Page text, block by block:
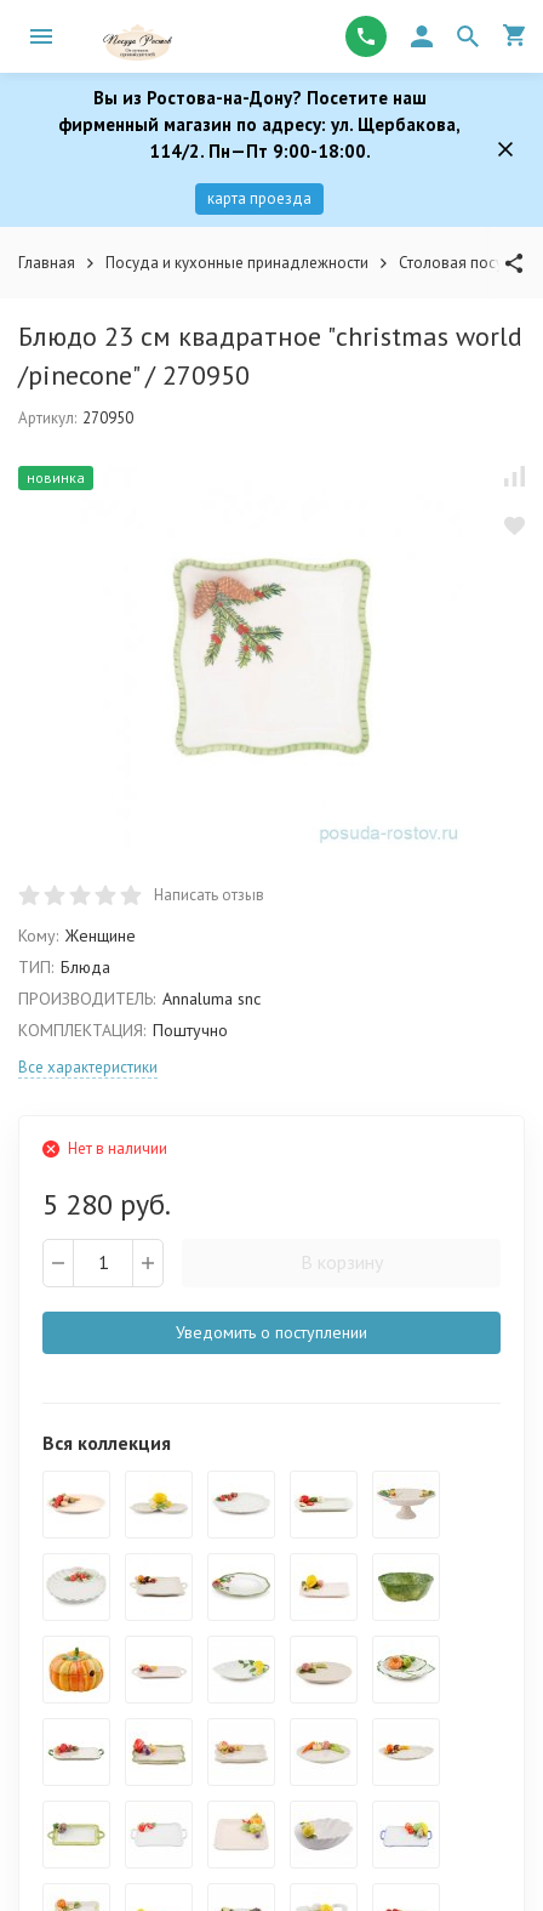
Вы из Ростова-на-Дону? Посетите наш
фирменный магазин по адресу: ул. Щербакова,
114/2. Пн—Пт 9:00-18:00.
карта проезда
Главная Посуда и кухонные принадлежности Столовая посуда
Блюдо 23 см квадратное "christmas world
/pinecone" / 270950
Артикул: 270950
новинка
Написать отзыв
Кому: Женщине
ТИП: Блюда
ПРОИЗВОДИТЕЛЬ: Annaluma snc
КОМПЛЕКТАЦИЯ: Поштучно
Все характеристики
Нет в наличии
5 280 руб.
В корзину
Уведомить о поступлении
Вся коллекция